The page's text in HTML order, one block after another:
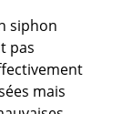
siphon
pas
mais